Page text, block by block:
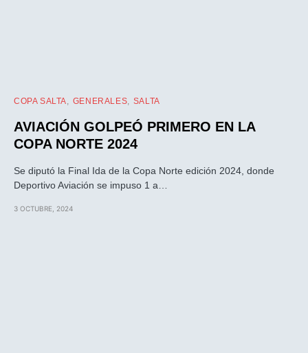
COPA SALTA GENERALES SALTA
AVIACIÓN GOLPEÓ PRIMERO EN LA
COPA NORTE 2024
Se diputó la Final Ida de la Copa Norte edición 2024, donde
Deportivo Aviación se impuso 1 a…
3 OCTUBRE, 2024